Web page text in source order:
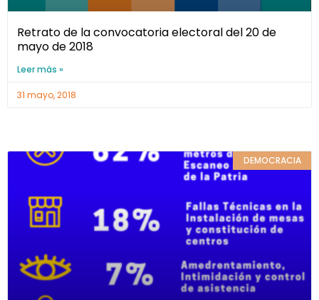
Retrato de la convocatoria electoral del 20 de
mayo de 2018
Leer más »
31 mayo, 2018
DEMOCRACIA